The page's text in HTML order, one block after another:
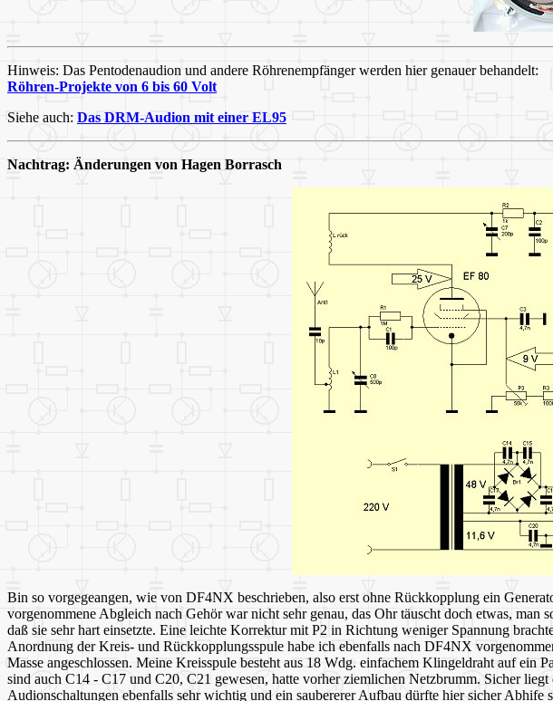
Hinweis: Das Pentodenaudion und andere Röhrenempfänger werden hier genauer behandelt:
Röhren-Projekte von 6 bis 60 Volt
Siehe auch: Das DRM-Audion mit einer EL95
Nachtrag: Änderungen von Hagen Borrasch
Bin so vorgegeangen, wie von DF4NX beschrieben, also erst ohne Rückkopplung ein
vorgenommene Abgleich nach Gehör war nicht sehr genau, das Ohr täuscht doch etwas,
daß sie sehr hart einsetzte. Eine leichte Korrektur mit P2 in Richtung weniger Spannung
Anordnung der Kreis- und Rückkopplungsspule habe ich ebenfalls nach DF4NX
Masse angeschlossen. Meine Kreisspule besteht aus 18 Wdg. einfachem Klingeldraht auf
sind auch C14 - C17 und C20, C21 gewesen, hatte vorher ziemlichen Netzbrumm. Sicher
Audionschaltungen ebenfalls sehr wichtig und ein saubererer Aufbau dürfte hier sicher Abhife